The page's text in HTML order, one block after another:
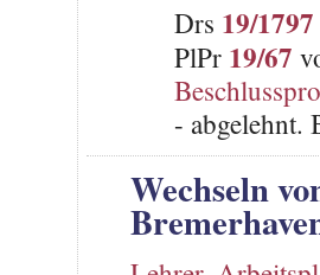
Drs 19/1797
PlPr 19/67
- abgelehnt.
Wechseln